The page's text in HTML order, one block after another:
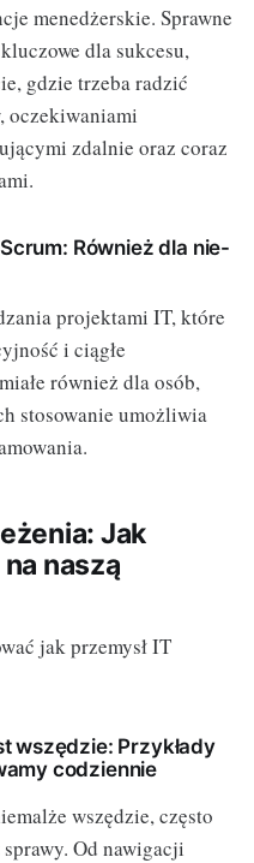
menedżerskie. Sprawne
dla sukcesu,
gdzie trzeba radzić
oczekiwaniami
zdalnie oraz coraz
Również dla nie-
projektami IT, które
i ciągłe
również dla osób,
stosowanie umożliwia
Jak
naszą
jak przemysł IT
wszędzie: Przykłady
codziennie
wszędzie, często
Od nawigacji